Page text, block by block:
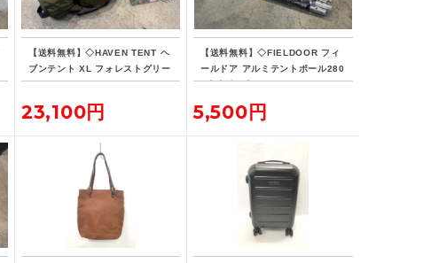
【送料無料】◇HAVEN TENT ヘ
ブンテント XL フォレストグリー
ン
23,100円
【送料無料】◇FIELDOOR フィ
ールドア アルミテントポール280
4本連結 2本セット
5,500円